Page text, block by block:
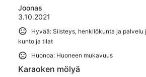
Joonas
3.10.2021
Hyvää: Siisteys, henkilökunta ja palvelu
kunto ja tilat
Huonoa: Huoneen mukavuus
Karaoken mölyä